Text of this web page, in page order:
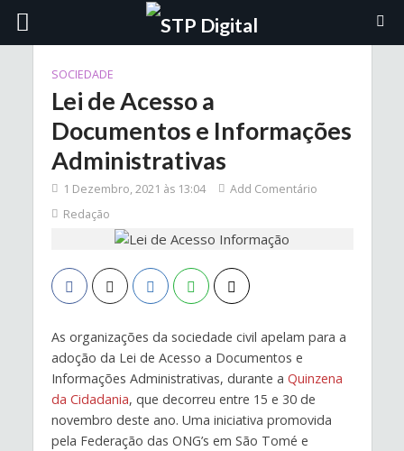
SOCIEDADE
Lei de Acesso a
Documentos e Informações
Administrativas
1 Dezembro, 2021 às 13:04
Add Comentário
Redação
As organizações da sociedade civil apelam para a
adoção da Lei de Acesso a Documentos e
Informações Administrativas, durante a Quinzena
da Cidadania, que decorreu entre 15 e 30 de
novembro deste ano. Uma iniciativa promovida
pela Federação das ONG’s em São Tomé e